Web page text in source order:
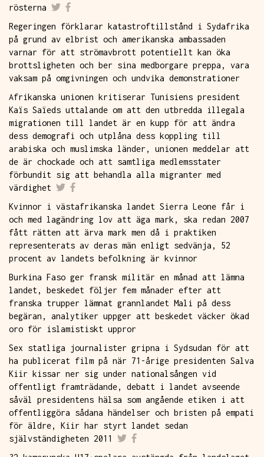
rösterna
Regeringen förklarar katastroftillstånd i Sydafrika
på grund av elbrist och amerikanska ambassaden
varnar för att strömavbrott potentiellt kan öka
brottsligheten och ber sina medborgare preppa, vara
vaksam på omgivningen och undvika demonstrationer
Afrikanska unionen kritiserar Tunisiens president
Kaïs Saïeds uttalande om att den utbredda illegala
migrationen till landet är en kupp för att ändra
dess demografi och utplåna dess koppling till
arabiska och muslimska länder, unionen meddelar att
de är chockade och att samtliga medlemsstater
förbundit sig att behandla alla migranter med
värdighet
Kvinnor i västafrikanska landet Sierra Leone får i
och med lagändring lov att äga mark, ska redan 2007
fått rätten att ärva mark men då i praktiken
representerats av deras män enligt sedvänja, 52
procent av landets befolkning är kvinnor
Burkina Faso ger fransk militär en månad att lämna
landet, beskedet följer fem månader efter att
franska trupper lämnat grannlandet Mali på dess
begäran, analytiker uppger att beskedet väcker ökad
oro för islamistiskt uppror
Sex statliga journalister gripna i Sydsudan för att
ha publicerat film på när 71-årige presidenten Salva
Kiir kissar ner sig under nationalsången vid
offentligt framträdande, debatt i landet avseende
såväl presidentens hälsa som angående etiken i att
offentliggöra sådana händelser och bristen på empati
för äldre, Kiir har styrt landet sedan
självständigheten 2011